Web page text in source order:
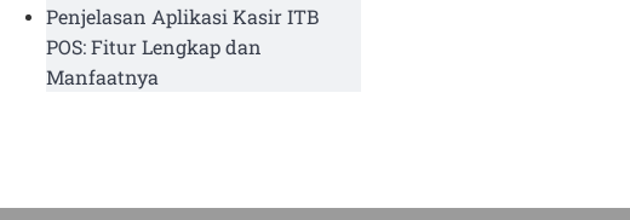
Penjelasan Aplikasi Kasir ITB
POS: Fitur Lengkap dan
Manfaatnya